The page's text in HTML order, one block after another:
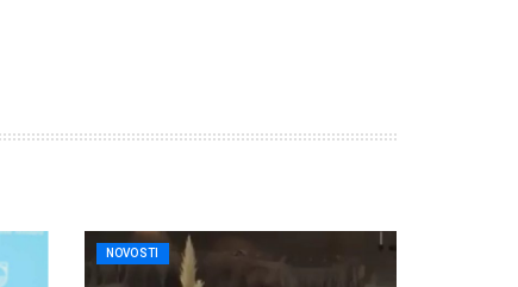
NOVOSTI